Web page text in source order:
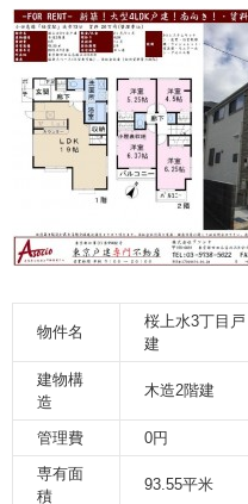
物件名
桜上水3丁目戸
建
建物構
造
木造2階建
管理費 0円
専有面
積
93.55平米